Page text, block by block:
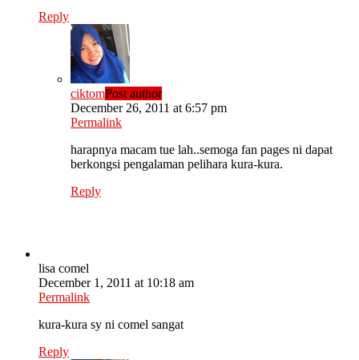
Reply
ciktomPost author
December 26, 2011 at 6:57 pm
Permalink
harapnya macam tue lah..semoga fan pages ni dapat
berkongsi pengalaman pelihara kura-kura.
Reply
lisa comel
December 1, 2011 at 10:18 am
Permalink
kura-kura sy ni comel sangat
Reply